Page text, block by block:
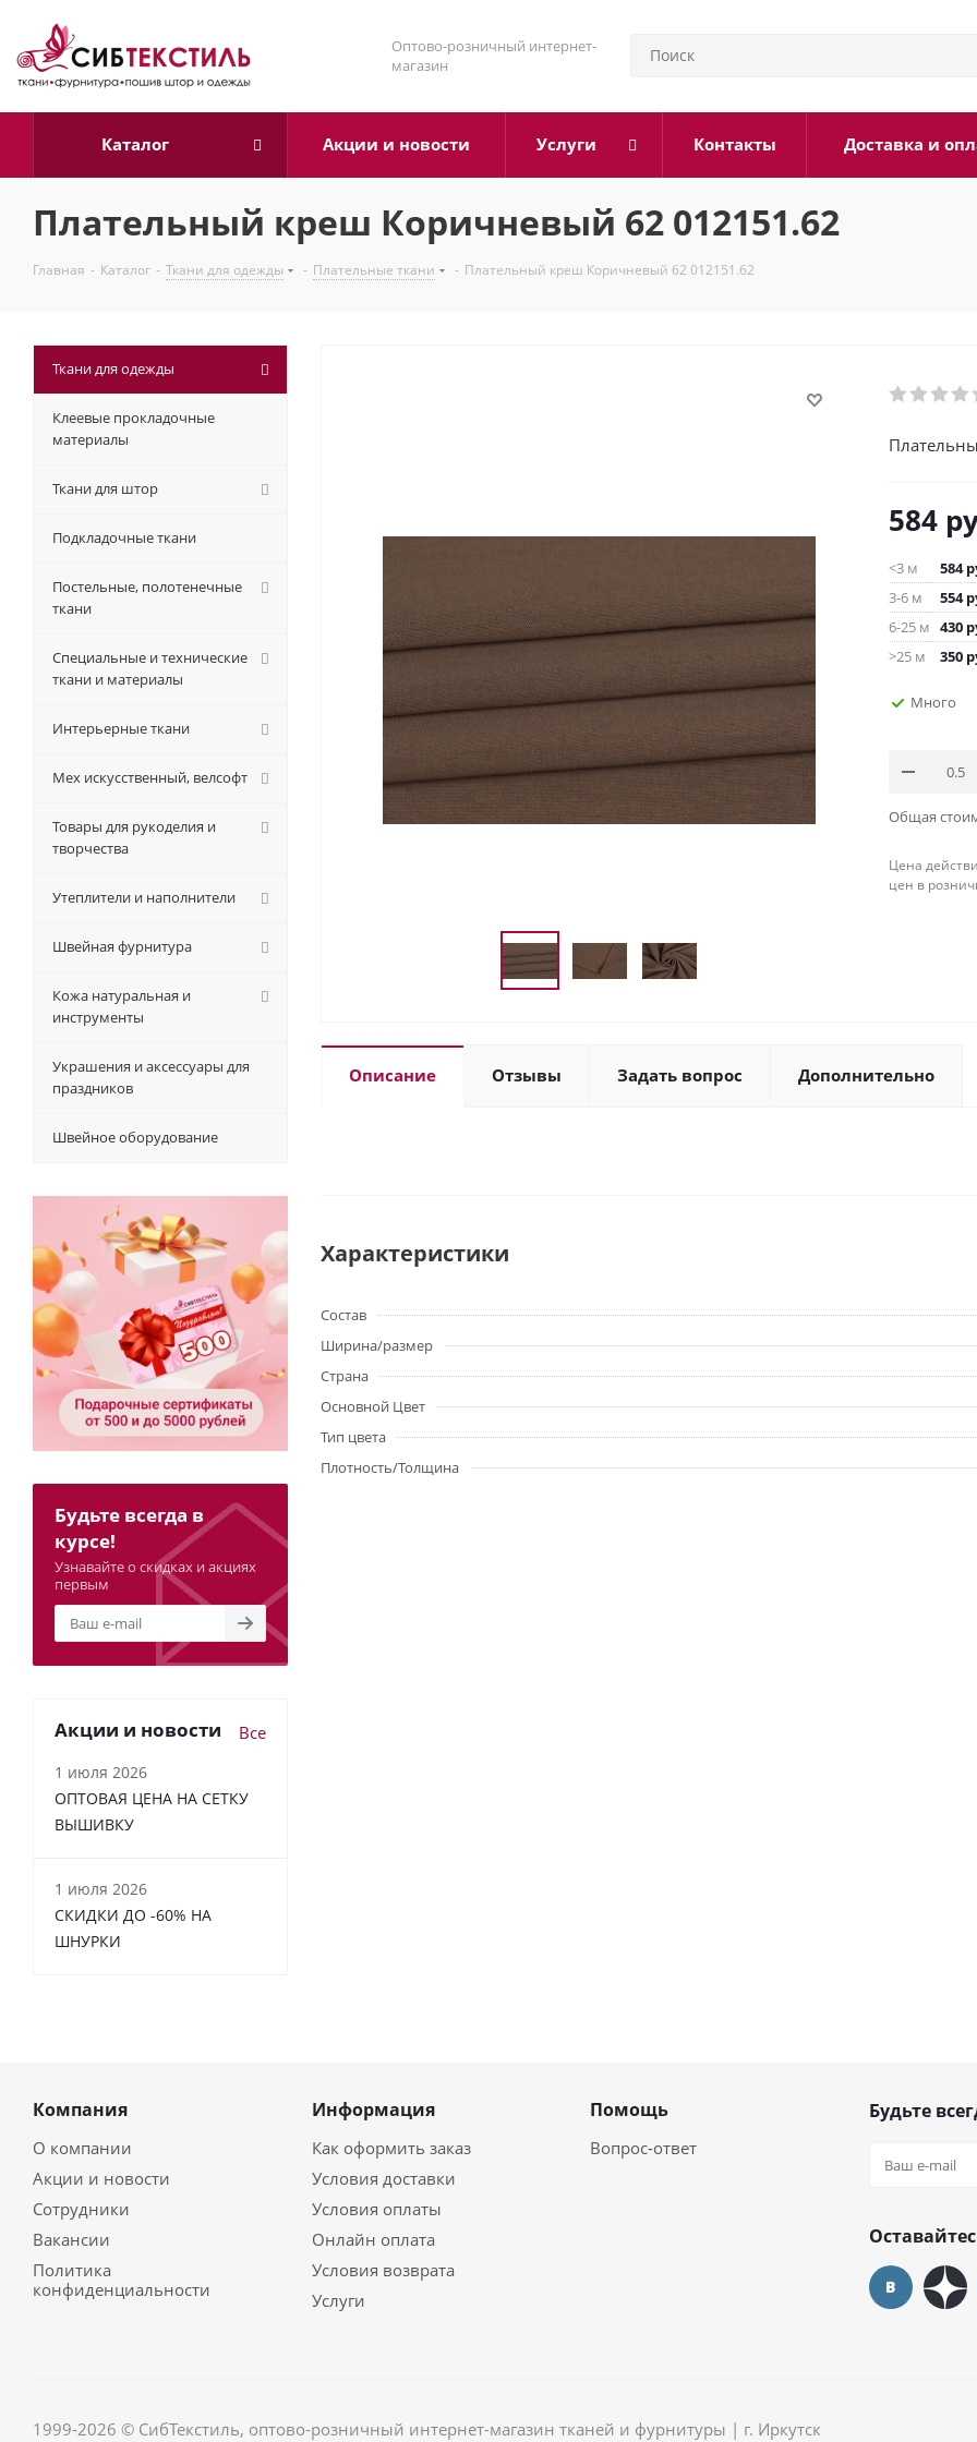
Оптово-розничный интернет-
магазин
Каталог Акции и новости Услуги Контакты Доставка и
Плательный креш Коричневый 62 012151.62
Главная - Каталог - Ткани для одежды - Плательные ткани - Плательный креш Коричневый 62 012151.62
584
<3 м 584
3-6 м
554
6-25 м 430
>25 м
350
Много
Общая
Цена
цен в
Описание Отзывы Задать вопрос Дополнительно
Характеристики
Состав
Ширина/размер
Страна
Основной Цвет
Тип цвета
Плотность/Толщина
Ткани для одежды
Клеевые прокладочные
материалы
Ткани для штор
Подкладочные ткани
Постельные, полотенечные
ткани
Специальные и технические
ткани и материалы
Интерьерные ткани
Мех искусственный, велсофт
Товары для рукоделия и
творчества
Утеплители и наполнители
Швейная фурнитура
Кожа натуральная и
инструменты
Украшения и аксессуары для
праздников
Швейное оборудование
Будьте всегда в
курсе!
Узнавайте о скидках и акциях
первым
Акции и новости Все
1 июля 2026
ОПТОВАЯ ЦЕНА НА СЕТКУ
ВЫШИВКУ
1 июля 2026
СКИДКИ ДО -60% НА
ШНУРКИ
Компания
О компании
Акции и новости
Сотрудники
Вакансии
Политика
конфиденциальности
Информация
Как оформить заказ
Условия доставки
Условия оплаты
Онлайн оплата
Условия возврата
Услуги
Помощь
Вопрос-ответ
Будьте
1999-2026 © СибТекстиль, оптово-розничный интернет-магазин тканей и фурнитуры | г. Иркутск